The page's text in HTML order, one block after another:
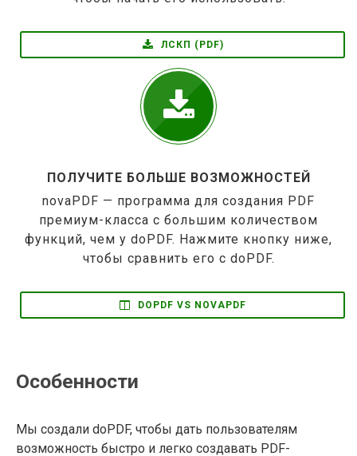
ЛСКП (PDF)
ПОЛУЧИТЕ БОЛЬШЕ ВОЗМОЖНОСТЕЙ
novaPDF — программа для создания PDF
премиум-класса с большим количеством
функций, чем у doPDF. Нажмите кнопку ниже,
чтобы сравнить его с doPDF.
DOPDF VS NOVAPDF
Особенности
Мы создали doPDF, чтобы дать пользователям
возможность быстро и легко создавать PDF-